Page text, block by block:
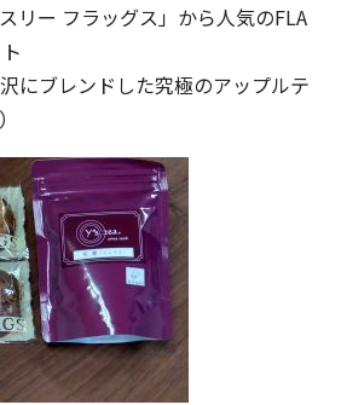
リー フラッグス」から人気のFLA
にブレンドした究極のアップルテ